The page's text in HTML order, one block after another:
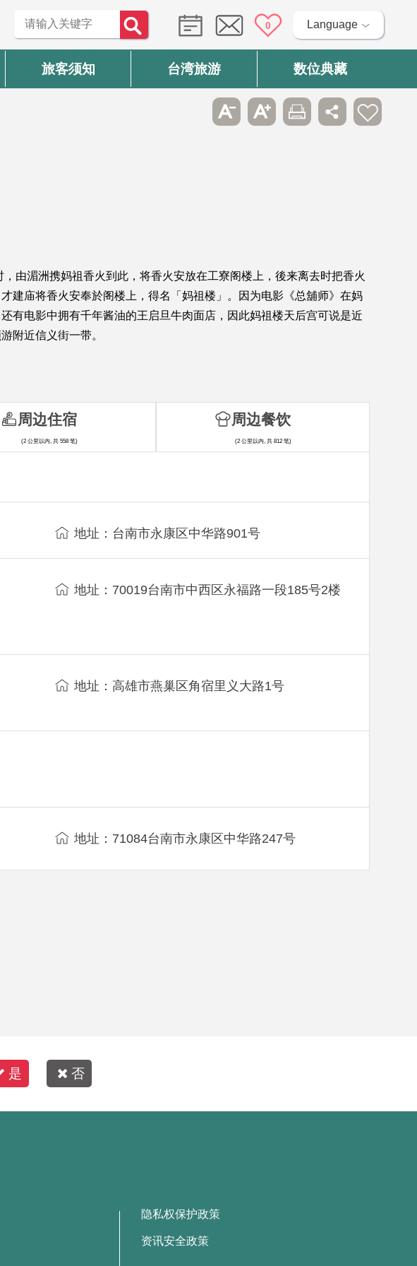
0 Language
旅客须知 台湾旅游 数位典藏
由湄洲携妈祖香火到此，将香火安放在工寮阁楼上，後来离去时把香火
建庙将香火安奉於阁楼上，得名「妈祖楼」。因为电影《总舖师》在妈
有电影中拥有千年酱油的王启旦牛肉面店，因此妈祖楼天后宫可说是近
附近信义街一带。
地址：台南市永康区中华路901号
地址：70019台南市中西区永福路一段185号2楼
地址：高雄市燕巢区角宿里义大路1号
地址：71084台南市永康区中华路247号
周边住宿
(2 公里以内, 共 558 笔)
周边餐饮
(2 公里以内, 共 812 笔)
是 否
隐私权保护政策
资讯安全政策